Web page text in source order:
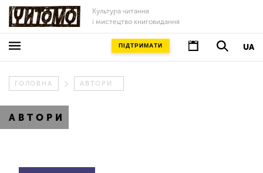
Культура читання
і мистецтво книговидання
UA
ПІДТРИМАТИ
ГОЛОВНА АВТОРИ
АВТОРИ